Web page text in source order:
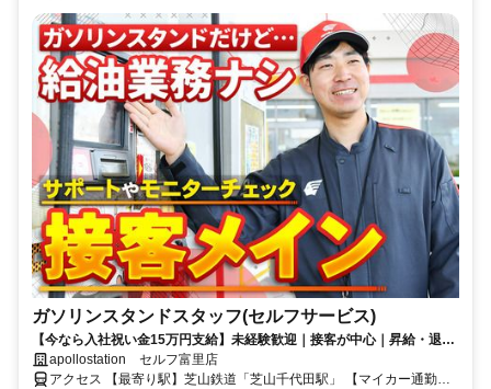
ガソリンスタンドスタッフ(セルフサービス)
【今なら入社祝い金15万円支給】未経験歓迎｜接客が中心｜昇給・退職
金・各種手当が充実｜乙4資格をお持ちの方必見
apollostation セルフ富里店
アクセス 【最寄り駅】芝山鉄道「芝山千代田駅」 【マイカー通勤